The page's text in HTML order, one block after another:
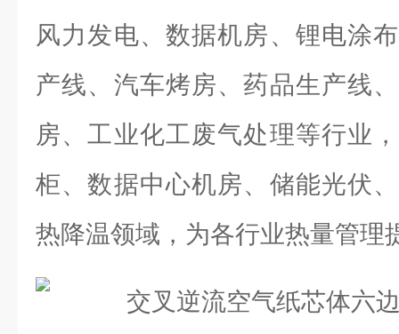
风力发电、数据机房、锂电涂
产线、汽车烤房、药品生产线
房、工业化工废气处理等行业
柜、数据中心机房、储能光伏
热降温领域，为各行业热量管理